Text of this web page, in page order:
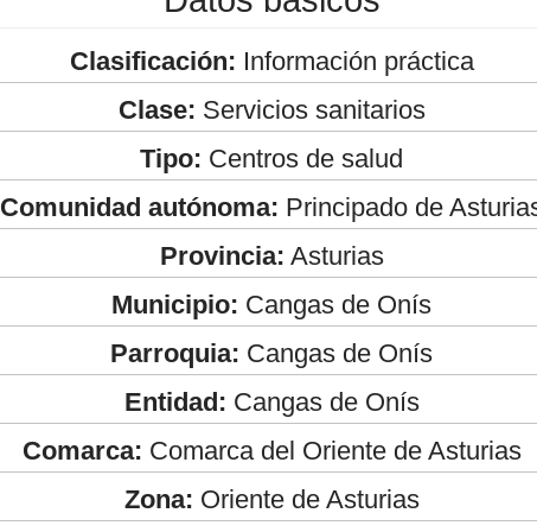
Clasificación: Información práctica
Clase: Servicios sanitarios
Tipo: Centros de salud
Comunidad autónoma: Principado de
Provincia: Asturias
Municipio: Cangas de Onís
Parroquia: Cangas de Onís
Entidad: Cangas de Onís
Comarca: Comarca del Oriente de Asturias
Zona: Oriente de Asturias